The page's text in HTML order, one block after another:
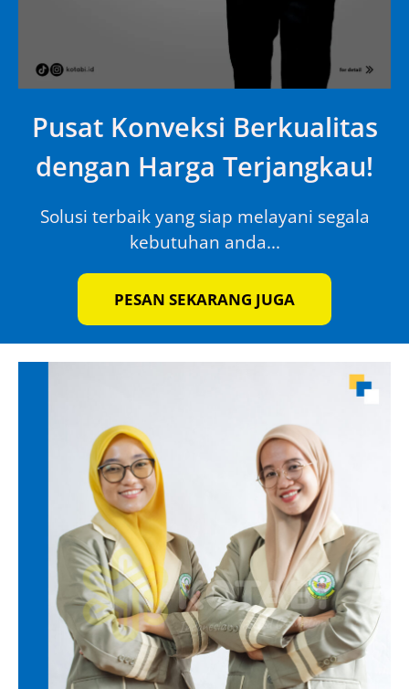
Pusat Konveksi Berkualitas
dengan Harga Terjangkau!
Solusi terbaik yang siap melayani segala
kebutuhan anda...
PESAN SEKARANG JUGA